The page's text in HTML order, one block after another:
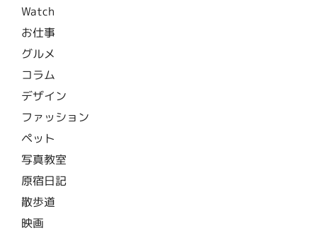
Watch
お仕事
グルメ
コラム
デザイン
ファッション
ペット
写真教室
原宿日記
散歩道
映画